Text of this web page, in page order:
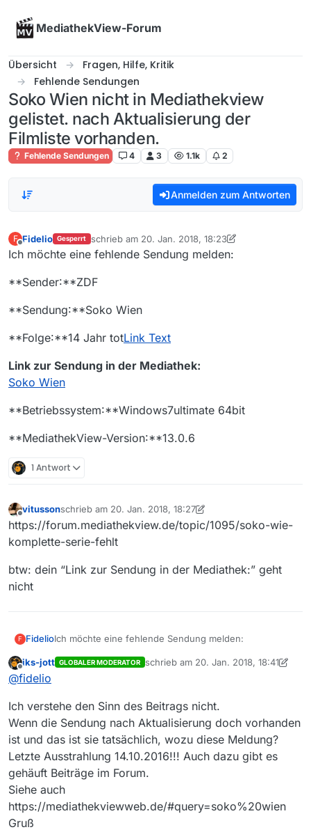
MediathekView-Forum
Übersicht
Fragen, Hilfe, Kritik
Fehlende Sendungen
Soko Wien nicht in Mediathekview
gelistet. nach Aktualisierung der
Filmliste vorhanden.
Fehlende Sendungen 4 3 1.1k 2
Anmelden zum Antworten
F
Offline
Fidelio Gesperrt schrieb am 20. Jan. 2018, 18:23
zuletzt editiert von Fidelio
Ich möchte eine fehlende Sendung melden:
**Sender:**ZDF
**Sendung:**Soko Wien
**Folge:**14 Jahr totLink Text
Link zur Sendung in der Mediathek:
Soko Wien
**Betriebssystem:**Windows7ultimate 64bit
**MediathekView-Version:**13.0.6
1 Antwort
Offline
vitussonschrieb am 20. Jan. 2018, 18:27
zuletzt editiert von vitusson
https://forum.mediathekview.de/topic/1095/soko-wie-
komplette-serie-fehlt
btw: dein “Link zur Sendung in der Mediathek:” geht
nicht
F FidelioIch möchte eine fehlende Sendung melden:
**Sender:**ZDF
**Folge:**14 Jahr totLink Text
Link zur Sendung in der Mediathek:
Soko Wien
**Betriebssystem:**Windows7ultimate 64bit
**MediathekView-Version:**13.0.6
Offline
iks-jott GLOBALER MODERATOR schrieb am 20. Jan. 2018, 18:41
zuletzt editiert von iks-jott
@fidelio
Ich verstehe den Sinn des Beitrags nicht.
Wenn die Sendung nach Aktualisierung doch vorhanden
ist und das ist sie tatsächlich, wozu diese Meldung?
Letzte Ausstrahlung 14.10.2016!!! Auch dazu gibt es
gehäuft Beiträge im Forum.
Siehe auch
https://mediathekviewweb.de/#query=soko%20wien
Gruß